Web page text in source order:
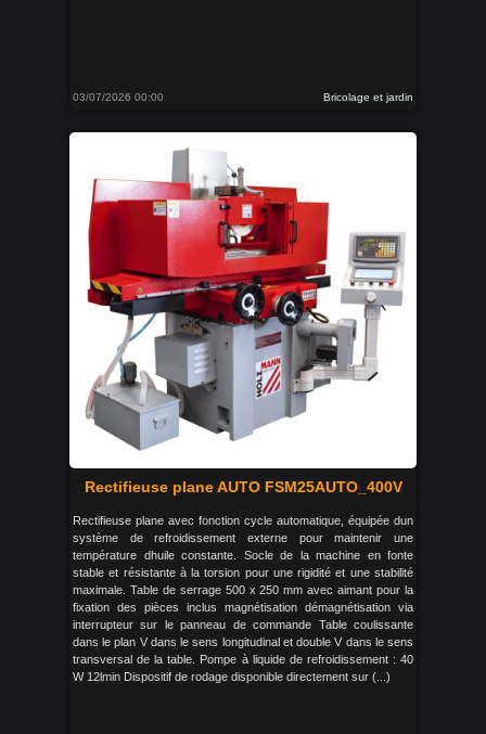
03/07/2026 00:00 Bricolage et jardin
Rectifieuse plane AUTO FSM25AUTO_400V
Rectifieuse plane avec fonction cycle automatique, équipée dun
système de refroidissement externe pour maintenir une
température dhuile constante. Socle de la machine en fonte
stable et résistante à la torsion pour une rigidité et une stabilité
maximale. Table de serrage 500 x 250 mm avec aimant pour la
fixation des pièces inclus magnétisation démagnétisation via
interrupteur sur le panneau de commande Table coulissante
dans le plan V dans le sens longitudinal et double V dans le sens
transversal de la table. Pompe à liquide de refroidissement : 40
W 12lmin Dispositif de rodage disponible directement sur (...)